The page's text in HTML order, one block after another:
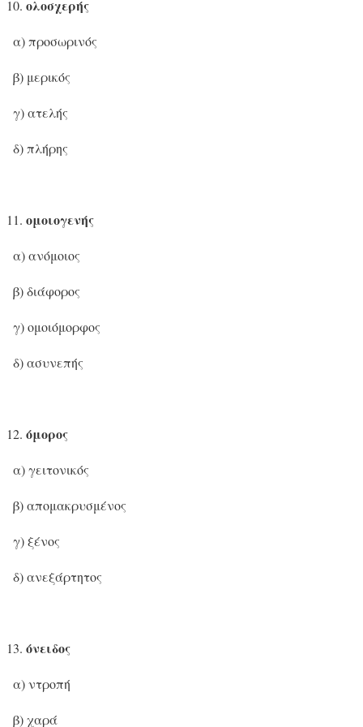
ολοσχερής
α) προσωρινός
β) μερικός
γ) ατελής
δ) πλήρης
ομοιογενής
α) ανόμοιος
β) διάφορος
γ) ομοιόμορφος
δ) ασυνεπής
όμορος
α) γειτονικός
β) απομακρυσμένος
γ) ξένος
δ) ανεξάρτητος
όνειδος
α) ντροπή
β) χαρά